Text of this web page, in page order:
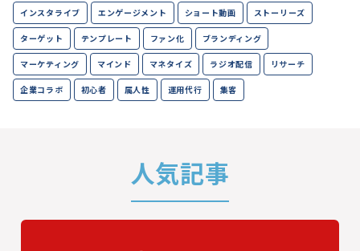
インスタライブ エンゲージメント ショート動画 ストーリーズ
ターゲット テンプレート ファン化 ブランディング
マーケティング マインド マネタイズ ラジオ配信 リサーチ
企業コラボ 初心者 属人性 運用代行 集客
人気記事